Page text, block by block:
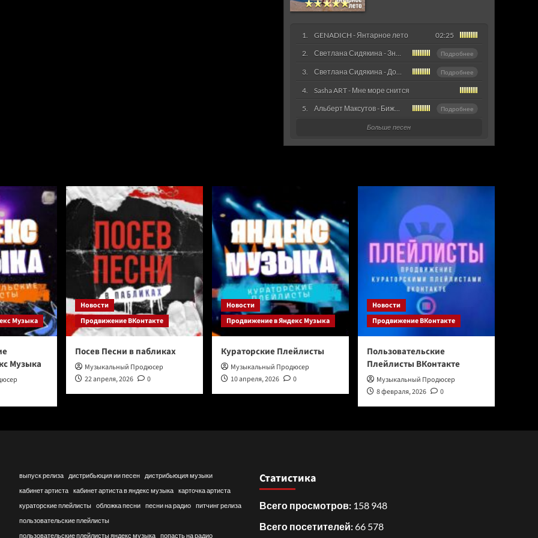
GENADICH - Янтарное лето
02:25
Светлана Сидякина - Знак
Подробнее
Светлана Сидякина - Дорогой Подробнее
Sasha ART - Мне море снится
Альберт Максутов - Бижутерия
Подробнее
Больше песен
Музыка
Музыка
Новости
Продвижение ВКонтакте
Посев Песни в пабликах
Музыкальный Продюсер
22 апреля, 2026
0
Новости
Продвижение в Яндекс Музыка
Кураторские Плейлисты
Музыкальный Продюсер
10 апреля, 2026
0
Новости
Продвижение ВКонтакте
Пользовательские
Плейлисты ВКонтакте
Музыкальный Продюсер
8 февраля, 2026
0
выпуск релиза дистрибьюция ии песен
дистрибьюция музыки
кабинет артиста
кабинет артиста в яндекс музыка
карточка артиста
кураторские плейлисты
обложка песни песни на радио
питчинг релиза
пользовательские плейлисты
пользовательские плейлисты яндекс музыка
попасть на радио
Статистика
Всего просмотров: 158 948
Всего посетителей:66 578